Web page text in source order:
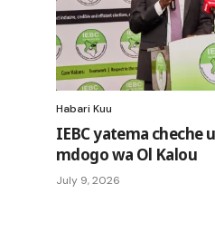
Habari Kuu
IEBC yatema cheche
mdogo wa Ol Kalou
July 9, 2026